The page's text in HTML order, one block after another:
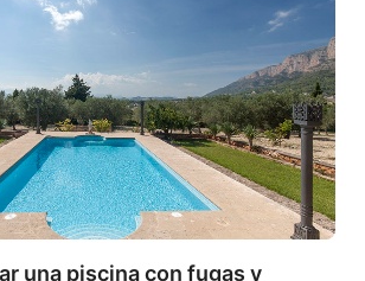
una piscina con fugas y